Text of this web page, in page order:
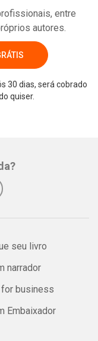
entre
autores.
30 dias, será cobrado
quiser.
seu livro
narrador
business
Embaixador